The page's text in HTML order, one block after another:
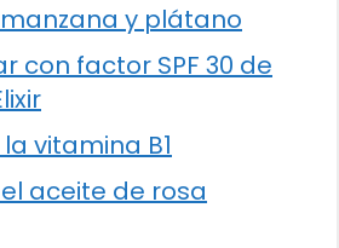
y plátano
con factor SPF 30 de
vitamina B1
aceite de rosa